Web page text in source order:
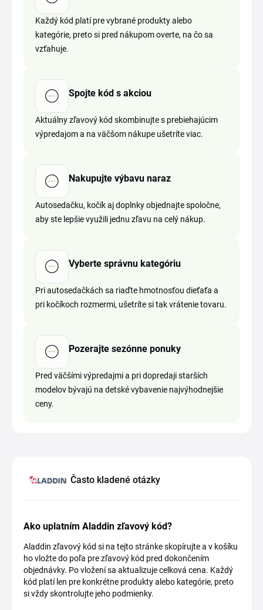
Každý kód platí pre vybrané produkty alebo
kategórie, preto si pred nákupom overte, na čo sa
vzťahuje.
Spojte kód s akciou
Aktuálny zľavový kód skombinujte s prebiehajúcim
výpredajom a na väčšom nákupe ušetríte viac.
Nakupujte výbavu naraz
Autosedačku, kočík aj doplnky objednajte spoločne,
aby ste lepšie využili jednu zľavu na celý nákup.
Vyberte správnu kategóriu
Pri autosedačkách sa riaďte hmotnosťou dieťaťa a
pri kočíkoch rozmermi, ušetríte si tak vrátenie tovaru.
Pozerajte sezónne ponuky
Pred väčšími výpredajmi a pri dopredaji starších
modelov bývajú na detské vybavenie najvýhodnejšie
ceny.
Často kladené otázky
Ako uplatním Aladdin zľavový kód?
Aladdin zľavový kód si na tejto stránke skopírujte a v košíku
ho vložte do poľa pre zľavový kód pred dokončením
objednávky. Po vložení sa aktualizuje celková cena. Každý
kód platí len pre konkrétne produkty alebo kategórie, preto
si vždy skontrolujte jeho podmienky.